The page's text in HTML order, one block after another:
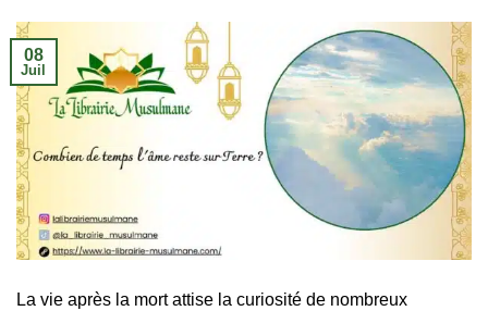
08
Juil
La vie après la mort attise la curiosité de nombreux